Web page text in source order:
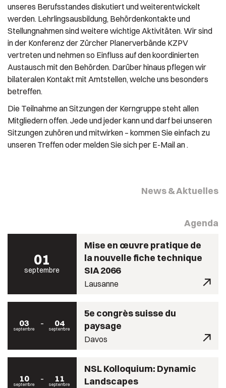
unseres Berufsstandes diskutiert und weiterentwickelt
werden. Lehrlingsausbildung, Behördenkontakte und
Stellungnahmen sind weitere wichtige Aktivitäten. Wir sind
in der Konferenz der Zürcher Planerverbände KZPV
vertreten und nehmen so Einfluss auf den koordinierten
Austausch mit den Behörden. Darüber hinaus pflegen wir
bilateralen Kontakt mit Amtstellen, welche uns besonders
betreffen.
Die Teilnahme an Sitzungen der Kerngruppe steht allen
Mitgliedern offen. Jede und jeder kann und darf bei unseren
Sitzungen zuhören und mitwirken ­– kommen Sie einfach zu
unseren Treffen oder melden Sie sich per E-Mail an .
News & Aktuelles
Agenda
01
septembre
Mise en œuvre pratique de
la nouvelle fiche technique
SIA 2066
Lausanne
03
septembre
04
septembre
5e congrès suisse du
paysage
Davos
10
septembre
11
septembre
NSL Kolloquium: Dynamic
Landscapes